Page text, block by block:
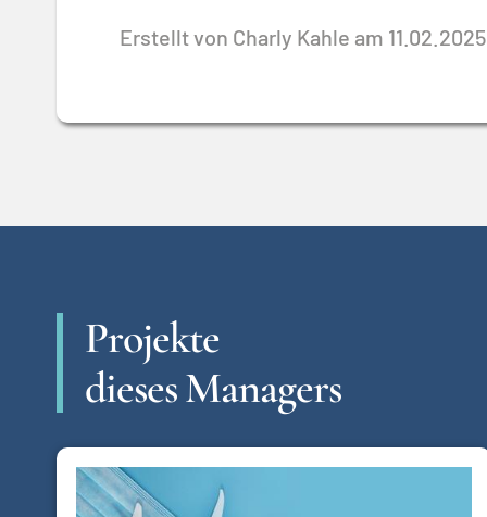
Erstellt von Charly Kahle am 11.02.2025
Projekte
dieses Managers